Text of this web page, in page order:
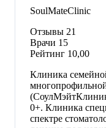
SoulMateClinic
Отзывы 21
Врачи 15
Рейтинг 10,00
Клиника
0+. Клиника
спектре